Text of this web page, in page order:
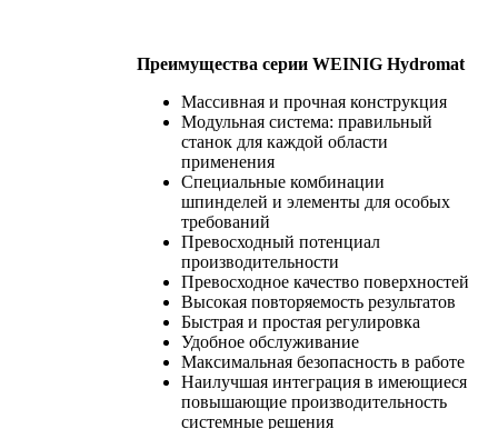
Преимущества серии WEINIG Hydromat
Массивная и прочная конструкция
Модульная система: правильный
станок для каждой области
применения
Специальные комбинации
шпинделей и элементы для особых
требований
Превосходный потенциал
производительности
Превосходное качество поверхностей
Высокая повторяемость результатов
Быстрая и простая регулировка
Удобное обслуживание
Максимальная безопасность в работе
Наилучшая интеграция в имеющиеся
повышающие производительность
системные решения